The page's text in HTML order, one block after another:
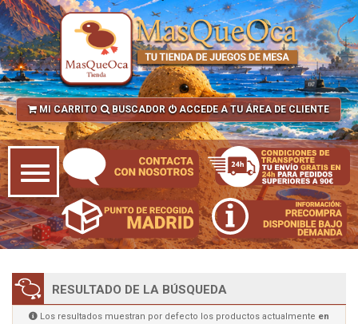
MI CARRITO BUSCADOR ACCEDE A TU ÁREA DE CLIENTE
RESULTADO DE LA BÚSQUEDA
Los resultados muestran por defecto los productos actualmente en